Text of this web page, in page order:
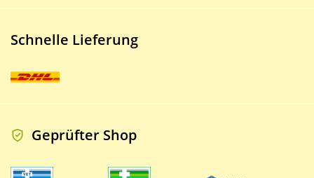
Schnelle Lieferung
Geprüfter Shop